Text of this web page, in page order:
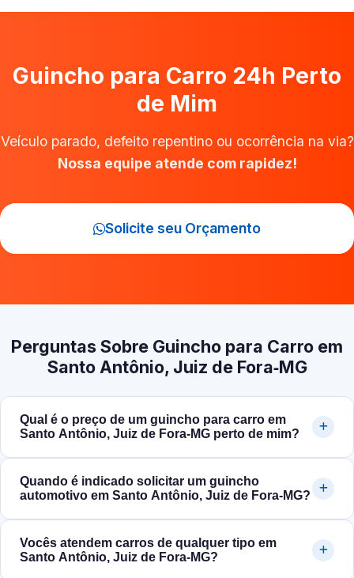
Guincho para Carro 24h Perto
de Mim
Veículo parado, defeito repentino ou ocorrência na via?
Nossa equipe atende com rapidez!
Solicite seu Orçamento
Perguntas Sobre Guincho para Carro em
Santo Antônio, Juiz de Fora‑MG
Qual é o preço de um guincho para carro em
Santo Antônio, Juiz de Fora‑MG perto de mim?
Quando é indicado solicitar um guincho
automotivo em Santo Antônio, Juiz de Fora‑MG?
Vocês atendem carros de qualquer tipo em
Santo Antônio, Juiz de Fora‑MG?